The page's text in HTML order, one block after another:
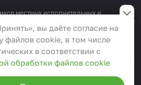
местных исполнительных и
по месту государственной
уполномоченных рассматривать
+375 17 323-41-58, +375 17 370-30-64
Торговом реестре Республики Беларусь
9:00 – 17:30, Тел.: +375 (29) 337-33-
для
сайта и не
в наших
настроить
он блокировал
вы даёте согласие на
файлов cookie, в том числе
в соответствии с
обработки файлов cookie